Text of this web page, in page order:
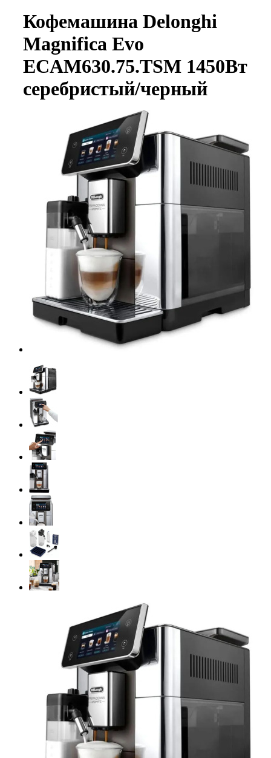
Кофемашина Delonghi
Magnifica Evo
ECAM630.75.TSM 1450Вт
серебристый/черный